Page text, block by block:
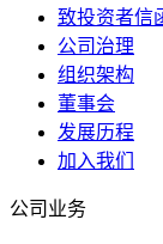
致投资者信
公司治理
组织架构
董事会
发展历程
加入我们
公司业务